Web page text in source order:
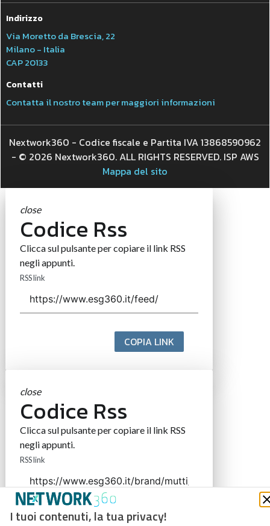
I tuoi contenuti, la tua privacy!
Indirizzo
Via Moretto da Brescia, 22
Milano - Italia
CAP 20133
Contatti
Contatta il nostro team per maggiori informazioni
Nextwork360 - Codice fiscale e Partita IVA 13868590962
- © 2026 Nextwork360. ALL RIGHTS RESERVED. ISP AWS
Mappa del sito
close
Codice Rss
Clicca sul pulsante per copiare il link RSS
negli appunti.
RSS link
COPIA LINK
close
Codice Rss
Clicca sul pulsante per copiare il link RSS
negli appunti.
RSS link